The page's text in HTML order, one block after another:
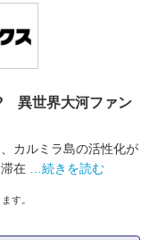
異世界大河ファン
カルミラ島の活性化が
在
…続きを読む
す。